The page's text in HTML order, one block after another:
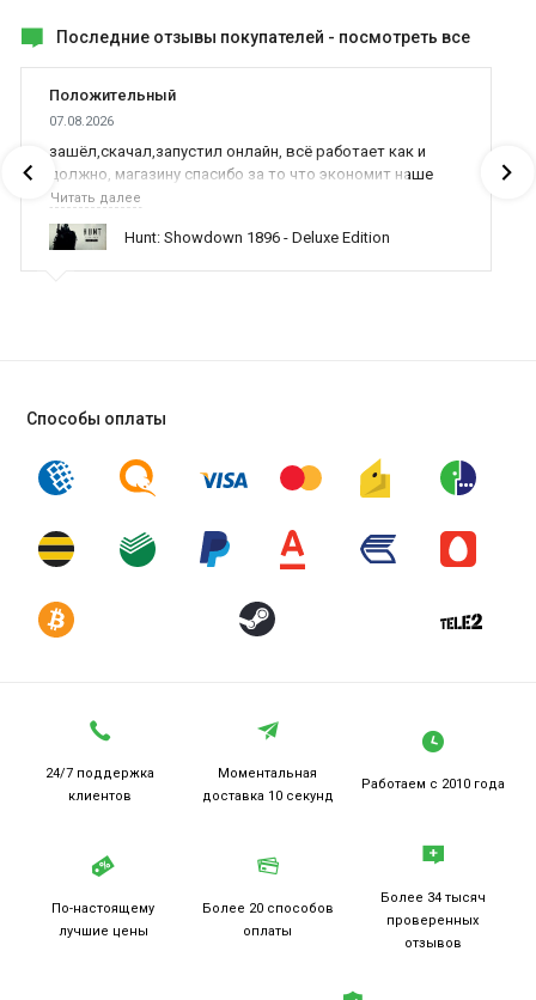
Последние отзывы покупателей - посмотреть все
Положительный
07.08.2026
зашёл,скачал,запустил онлайн, всё работает как и
должно, магазину спасибо за то что экономит наше
время,нервы и деньги, ребята вы красава оказываете
поддержку населению и походу из всех только вы и
оказываете помощь
Читать далее
Hunt: Showdown 1896 - Deluxe Edition
Способы оплаты
24/7 поддержка
клиентов
Моментальная
доставка 10 секунд
Работаем с 2010 года
По-настоящему
лучшие цены
Более 20 способов
оплаты
Более 34 тысяч
проверенных
отзывов